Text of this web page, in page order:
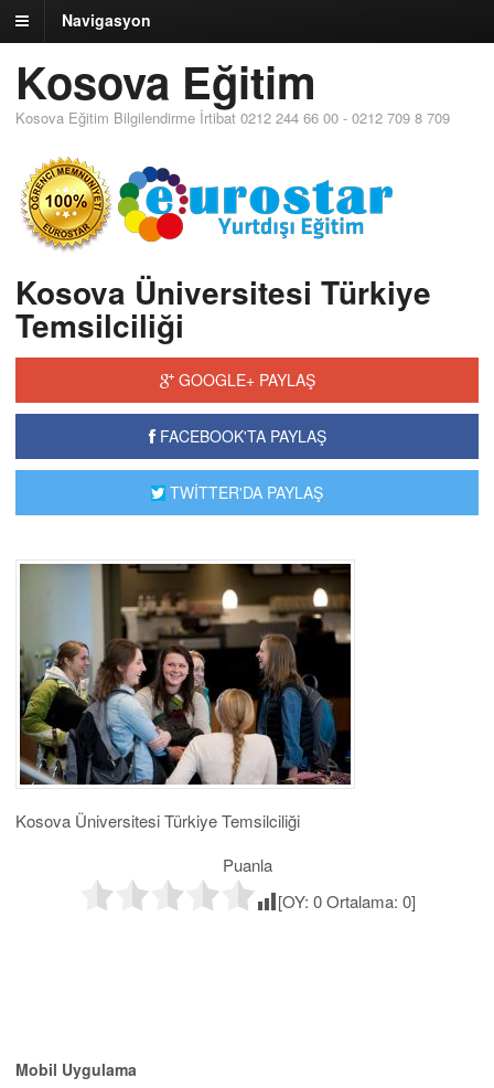
Navigasyon
Kosova Eğitim
Kosova Eğitim Bilgilendirme İrtibat 0212 244 66 00 - 0212 709 8 709
Kosova Üniversitesi Türkiye
Temsilciliği
GOOGLE+ PAYLAŞ
FACEBOOK'TA PAYLAŞ
TWİTTER'DA PAYLAŞ
Kosova Üniversitesi Türkiye Temsilciliği
Puanla
[OY: 0Ortalama: 0]
Mobil Uygulama